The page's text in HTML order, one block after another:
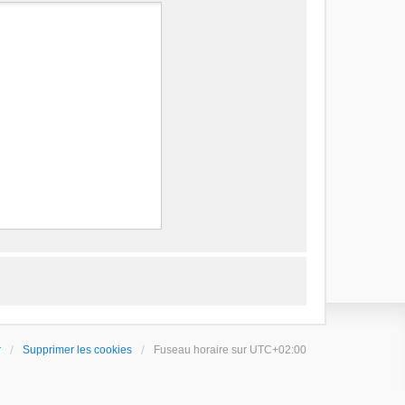
Supprimer les cookies Fuseau horaire sur UTC+02:00